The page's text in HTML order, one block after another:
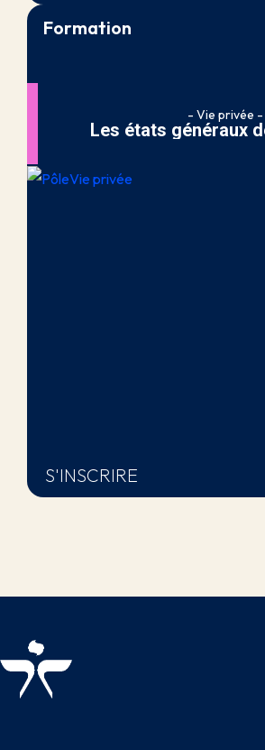
Formation
- Vie privée -
Les états généraux
S'INSCRIRE